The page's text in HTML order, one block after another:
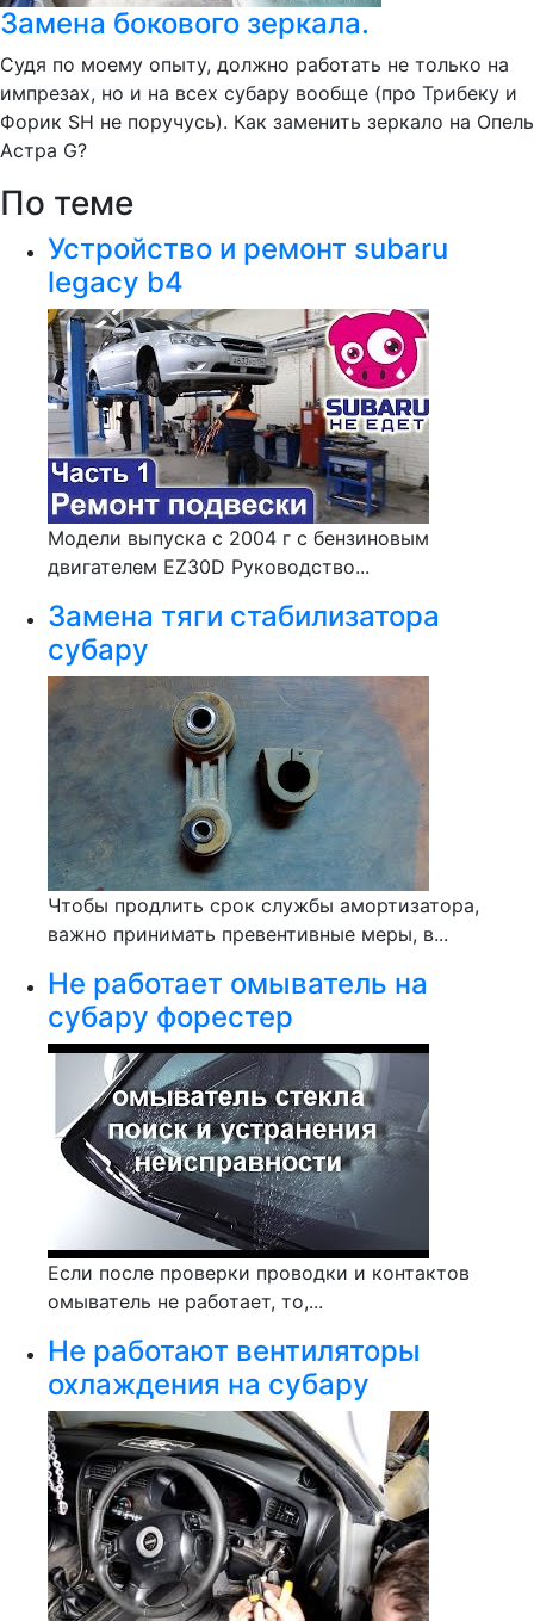
Замена бокового зеркала.
Судя по моему опыту, должно работать не только на
импрезах, но и на всех субару вообще (про Трибеку и
Форик SH не поручусь). Как заменить зеркало на Опель
Астра G?
По теме
Устройство и ремонт subaru
legacy b4
Модели выпуска с 2004 г с бензиновым
двигателем EZ30D Руководство...
Замена тяги стабилизатора
субару
Чтобы продлить срок службы амортизатора,
важно принимать превентивные меры, в...
Не работает омыватель на
субару форестер
Если после проверки проводки и контактов
омыватель не работает, то,...
Не работают вентиляторы
охлаждения на субару